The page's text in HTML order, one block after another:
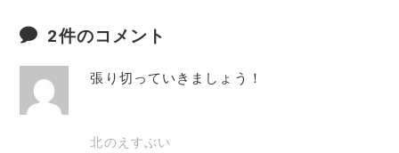
2件のコメント
張り切っていきましょう！
北のえすぶい